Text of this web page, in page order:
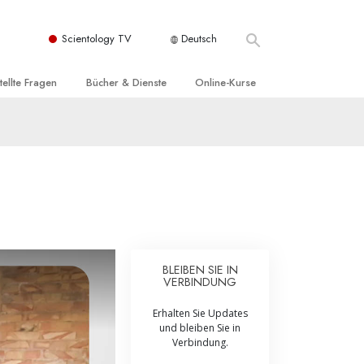
Scientology TV Deutsch
für
Fragen Bücher & Dienste
Dienste
Online-Kurse
Beistände bei Krankheiten und
Integrität und Ehrlichkeit
BLEIBEN SIE IN
VERBINDUNG
Erhalten Sie Updates
und bleiben Sie in
Verbindung.